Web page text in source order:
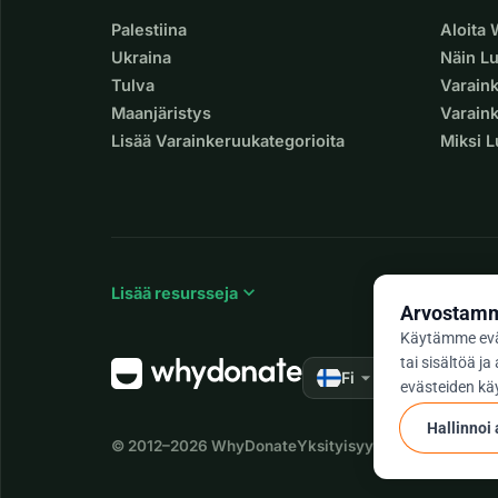
Palestiina
Ukraina
Tulva
Maanjäristys
Lisää Varainkeruukategorioita
Aloita
Näin
Miksi
Lisää resursseja expand_more
Fi arrow_drop_down ★★★★★
© 2012–2026 WhyDonateYksityisyys ja evästeet
Käytämme
tai sisältöä ja
evästeiden
Hallinnoi